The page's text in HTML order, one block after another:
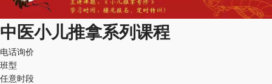
中医小儿推拿系列课程
电话询价
班型
任意时段